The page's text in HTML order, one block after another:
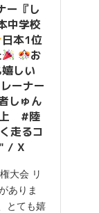
ー『し
中学校
日本1位
お
しい
ーナー
しゅん
上 #陸
走るコ
/ X
大会 リ
ありま
とても嬉